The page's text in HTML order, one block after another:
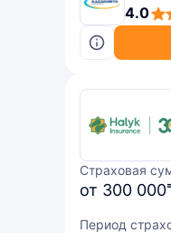
4.0
4,0
rating
Страховая
от 300
Период